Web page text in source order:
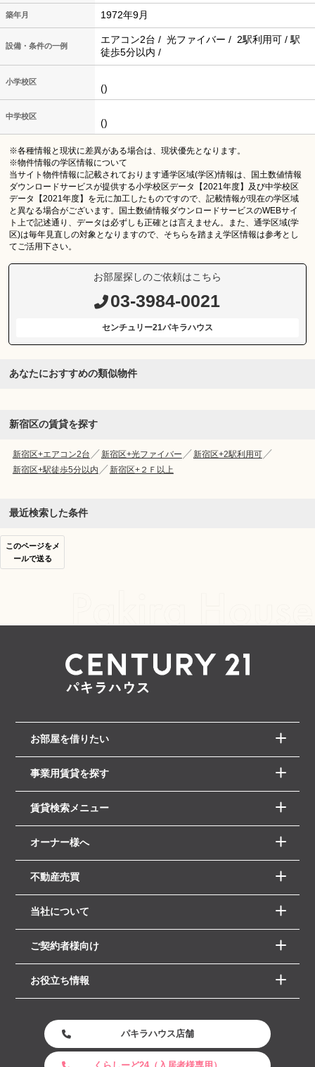
築年月 1972年9月
設備・条件の一例
エアコン2台 / 光ファイバー / 2駅利用可 / 駅
徒歩5分以内 /
小学校区
()
中学校区
()
※各種情報と現状に差異がある場合は、現状優先となります。
※物件情報の学区情報について
当サイト物件情報に記載されております通学区域(学区)情報は、国土数値情報
ダウンロードサービスが提供する小学校区データ【2021年度】及び中学校区
データ【2021年度】を元に加工したものですので、記載情報が現在の学区域
と異なる場合がございます。国土数値情報ダウンロードサービスのWEBサイ
ト上で記述通り、データは必ずしも正確とは言えません。また、通学区域(学
区)は毎年見直しの対象となりますので、そちらを踏まえ学区情報は参考とし
てご活用下さい。
お部屋探しのご依頼はこちら
03-3984-0021
センチュリー21パキラハウス
あなたにおすすめの類似物件
新宿区の賃貸を探す
新宿区+エアコン2台 新宿区+光ファイバー
新宿区+2駅利用可
新宿区+駅徒歩5分以内
新宿区+２Ｆ以上
最近検索した条件
このページをメ
ールで送る
お部屋を借りたい
事業用賃貸を探す
賃貸検索メニュー
オーナー様へ
不動産売買
当社について
ご契約者様向け
お役立ち情報
パキラハウス店舗